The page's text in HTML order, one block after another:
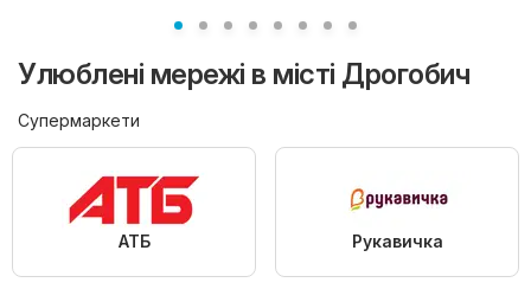
Улюблені мережі в місті Дрогобич
Супермаркети
АТБ Рукавичка